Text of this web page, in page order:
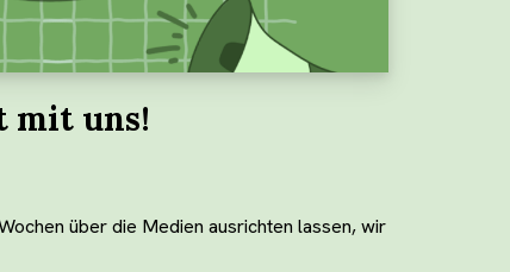
mit uns!
über die Medien ausrichten lassen, wir